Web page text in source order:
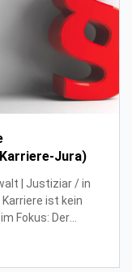
Jura)
| Justiziar / in
ist kein
Fokus: Der